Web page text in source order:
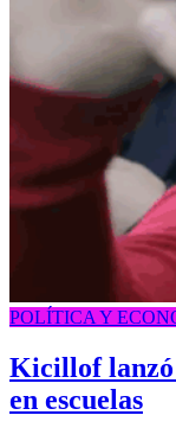
POLÍTICA Y
Kicillof lanzó
en escuelas